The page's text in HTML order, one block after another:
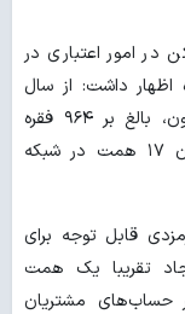
امور اعتباری در
اظهار داشت: از سال
۱۴۰۰ با آغاز ارائه این خدمت در بانک تاکنون، بالغ بر ۹۶۴ فقره
اعتبارات اسنادی داخلی ریالی، جمعا به میزان ۱۷ همت در شبکه
قابل توجه برای
تقریبا یک همت
حساب‌های مشتریان